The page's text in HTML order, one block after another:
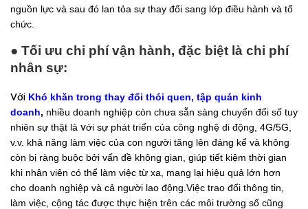
nguồn lực và sau đó lan tỏa sự thay đổi sang lớp điều hành và tổ
chức.
● Tối ưu chi phí vận hành, đặc biệt là chi phí
nhân sự:
Với Khó khăn trong thay đổi thói quen, tập quán kinh
doanh, nhiều doanh nghiệp còn chưa sẵn sàng chuyển đổi số tuy
nhiên sự thật là với sự phát triển của công nghệ di động, 4G/5G,
v.v. khả năng làm việc của con người tăng lên đáng kể và không
còn bị ràng buộc bởi vấn đề không gian, giúp tiết kiệm thời gian
khi nhân viên có thể làm việc từ xa, mang lại hiệu quả lớn hơn
cho doanh nghiệp và cả người lao động.Việc trao đổi thông tin,
làm việc, cộng tác được thực hiện trên các môi trường số cũng